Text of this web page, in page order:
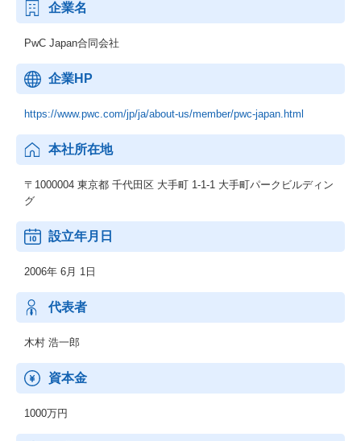
企業名
PwC Japan合同会社
企業HP
https://www.pwc.com/jp/ja/about-us/member/pwc-japan.html
本社所在地
〒1000004 東京都 千代田区 大手町 1‐1‐1 大手町パークビルディン
グ
設立年月日
2006年 6月 1日
代表者
木村 浩一郎
資本金
1000万円